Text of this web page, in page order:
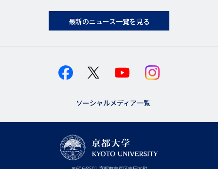
最新のニュース一覧を見る
ソーシャルメディア一覧